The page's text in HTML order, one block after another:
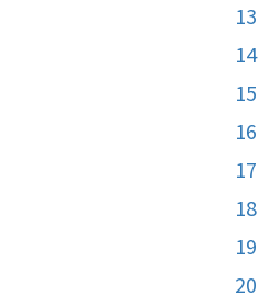
13
14
15
16
17
18
19
20